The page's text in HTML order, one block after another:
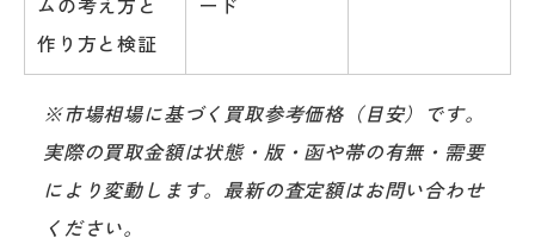
作り方と検証
※市場相場に基づく買取参考価格（目安）です。
実際の買取金額は状態・版・函や帯の有無・需要
により変動します。最新の査定額はお問い合わせ
ください。